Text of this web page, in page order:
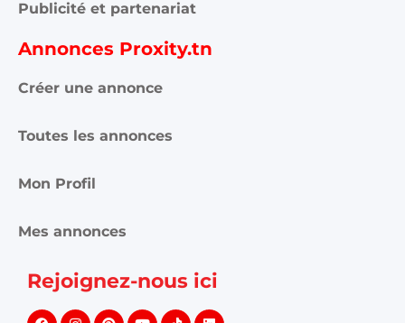
Publicité et partenariat
Annonces Proxity.tn
Créer une annonce
Toutes les annonces
Mon Profil
Mes annonces
Rejoignez-nous ici